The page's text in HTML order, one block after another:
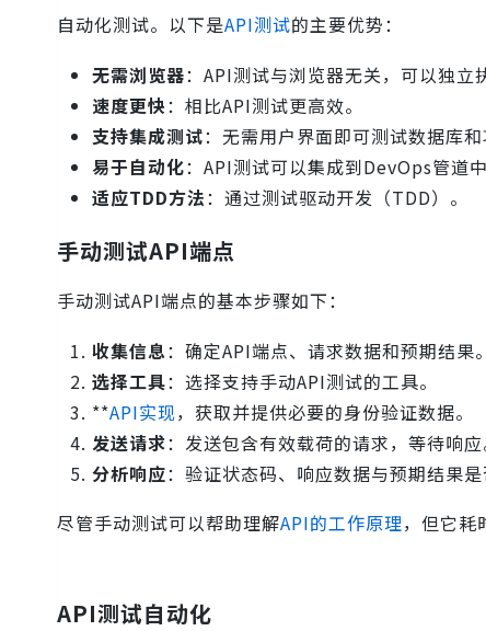
自动化测试。以下是API测试的主要优势：
无需浏览器：API测试与浏览器无关，可以独立
速度更快：相比API测试更高效。
支持集成测试：无需用户界面即可测试数据库和
易于自动化：API测试可以集成到DevOps管道
适应TDD方法：通过测试驱动开发（TDD）。
手动测试API端点
手动测试API端点的基本步骤如下：
收集信息：确定API端点、请求数据和预期结果。
选择工具：选择支持手动API测试的工具。
**API实现，获取并提供必要的身份验证数据。
发送请求：发送包含有效载荷的请求，等待响应
分析响应：验证状态码、响应数据与预期结果
尽管手动测试可以帮助理解API的工作原理，但它耗
API测试自动化